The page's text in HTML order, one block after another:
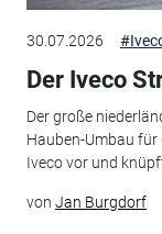
30.07.2026
Der Iveco
Der große
Hauben-Umbau für
Iveco vor und
von Jan Burgdorf